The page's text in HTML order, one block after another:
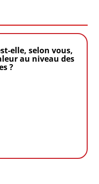
elle, selon vous,
au niveau des
?